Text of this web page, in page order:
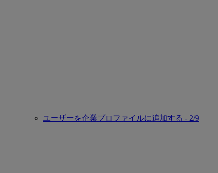
ユーザーを企業プロファイルに追加する - 2/9